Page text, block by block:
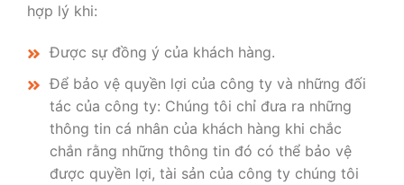
hợp lý khi:
Được sự đồng ý của khách hàng.
Để bảo vệ quyền lợi của công ty và những đối
tác của công ty: Chúng tôi chỉ đưa ra những
thông tin cá nhân của khách hàng khi chắc
chắn rằng những thông tin đó có thể bảo vệ
được quyền lợi, tài sản của công ty chúng tôi